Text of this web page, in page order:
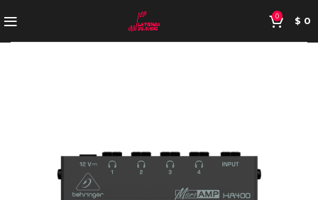
0 $ 0